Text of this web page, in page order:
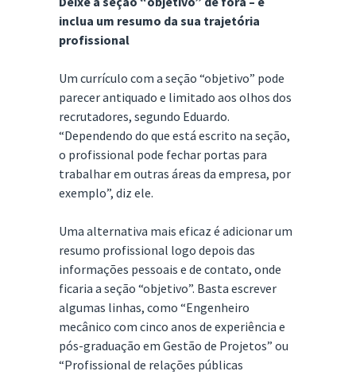
inclua um resumo da sua trajetória
profissional
Um currículo com a seção “objetivo” pode
parecer antiquado e limitado aos olhos dos
recrutadores, segundo Eduardo.
“Dependendo do que está escrito na seção,
o profissional pode fechar portas para
trabalhar em outras áreas da empresa, por
exemplo”, diz ele.
Uma alternativa mais eficaz é adicionar um
resumo profissional logo depois das
informações pessoais e de contato, onde
ficaria a seção “objetivo”. Basta escrever
algumas linhas, como “Engenheiro
mecânico com cinco anos de experiência e
pós-graduação em Gestão de Projetos” ou
“Profissional de relações públicas